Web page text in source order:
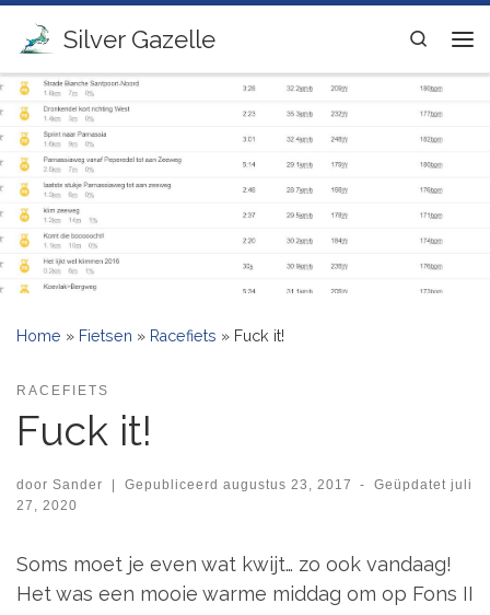
Ga naar inhoud
Silver Gazelle
Search
Home » Fietsen » Racefiets » Fuck it!
RACEFIETS
Fuck it!
door Sander | Gepubliceerd augustus 23, 2017 - Geüpdatetjuli
27, 2020
Soms moet je even wat kwijt… zo ook vandaag!
Het was een mooie warme middag om op Fons II